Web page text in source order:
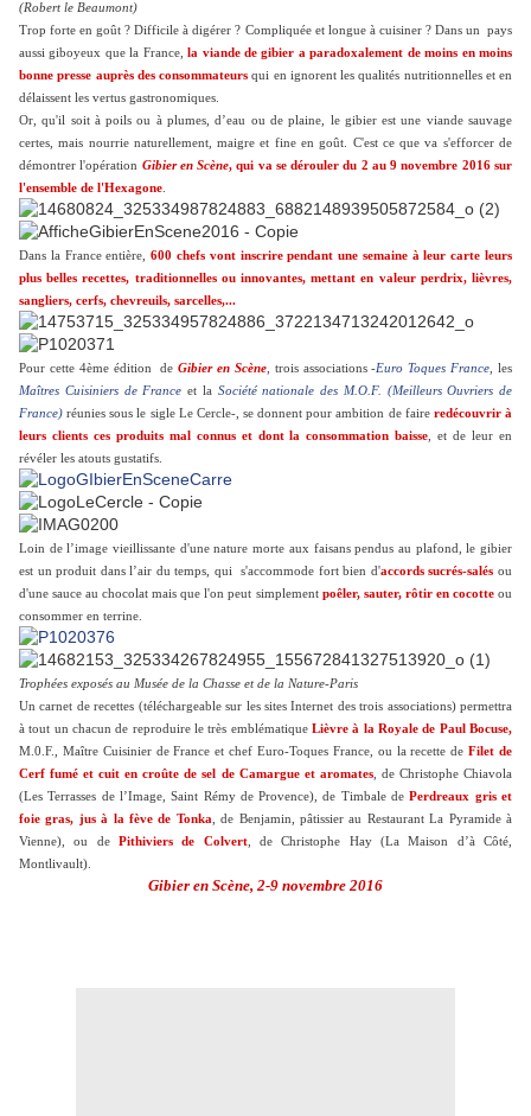
(Robert le Beaumont)
Trop forte en goût ? Difficile à digérer ? Compliquée et longue à cuisiner ? Dans un pays
aussi giboyeux que la France, la viande de gibier a paradoxalement de moins en moins
bonne presse auprès des consommateurs qui en ignorent les qualités nutritionnelles et en
délaissent les vertus gastronomiques.
Or, qu'il soit à poils ou à plumes, d’eau ou de plaine, le gibier est une viande sauvage
certes, mais nourrie naturellement, maigre et fine en goût. C'est ce que va s'efforcer de
démontrer l'opération Gibier en Scène, qui va se dérouler du 2 au 9 novembre 2016 sur
l'ensemble de l'Hexagone
Dans la France entière,600 chefs vont inscrire pendant une semaine à leur carte leurs
plus belles recettes, traditionnelles ou innovantes, mettant en valeur perdrix, lièvres,
sangliers, cerfs, chevreuils, sarcelles,...
Pour cette 4ème édition deGibier en Scène, trois associations -Euro Toques France , les
Maîtres Cuisiniers de France et la Société nationale des M.O.F. (Meilleurs Ouvriers de
France) réunies sous le sigle Le Cercle-, se donnent pour ambition de faire redécouvrir à
leurs clients ces produits mal connus et dont la consommation baisse , et de leur en
révéler les atouts gustatifs.
Loin de l’image vieillissante d'une nature morte aux faisans pendus au plafond, le gibier
est un produit dans l’air du temps, qui s'accommode fort bien d'accords sucrés-salés ou
d'une sauce au chocolat mais que l'on peut simplement poêler, sauter, rôtir en cocotte ou
consommer en terrine.
Trophées exposés au Musée de la Chasse et de la Nature-Paris
Un carnet de recettes (téléchargeable sur les sites Internet des trois associations) permettra
à tout un chacun de reproduire le très emblématique Lièvre à la Royale de Paul Bocuse,
M.0.F., Maître Cuisinier de France et chef Euro-Toques France, ou la recette deFilet de
Cerf fumé et cuit en croûte de sel de Camargue et aromates, de Christophe Chiavola
(Les Terrasses de l’Image, Saint Rémy de Provence), de Timbale dePerdreaux gris et
foie gras, jus à la fève de Tonka , de Benjamin, pâtissier au Restaurant La Pyramide à
Vienne), ou de Pithiviers de Colvert, de Christophe Hay (La Maison d’à Côté,
Montlivault).
Gibier en Scène, 2-9 novembre 2016